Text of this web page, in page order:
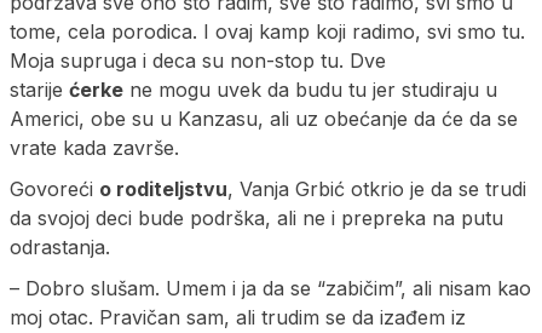
tome, cela porodica. I ovaj kamp koji radimo, svi smo tu.
Moja supruga i deca su non-stop tu. Dve
starije ćerke ne mogu uvek da budu tu jer studiraju u
Americi, obe su u Kanzasu, ali uz obećanje da će da se
vrate kada završe.
Govoreći o roditeljstvu, Vanja Grbić otkrio je da se trudi
da svojoj deci bude podrška, ali ne i prepreka na putu
odrastanja.
– Dobro slušam. Umem i ja da se “zabičim”, ali nisam kao
moj otac. Pravičan sam, ali trudim se da izađem iz